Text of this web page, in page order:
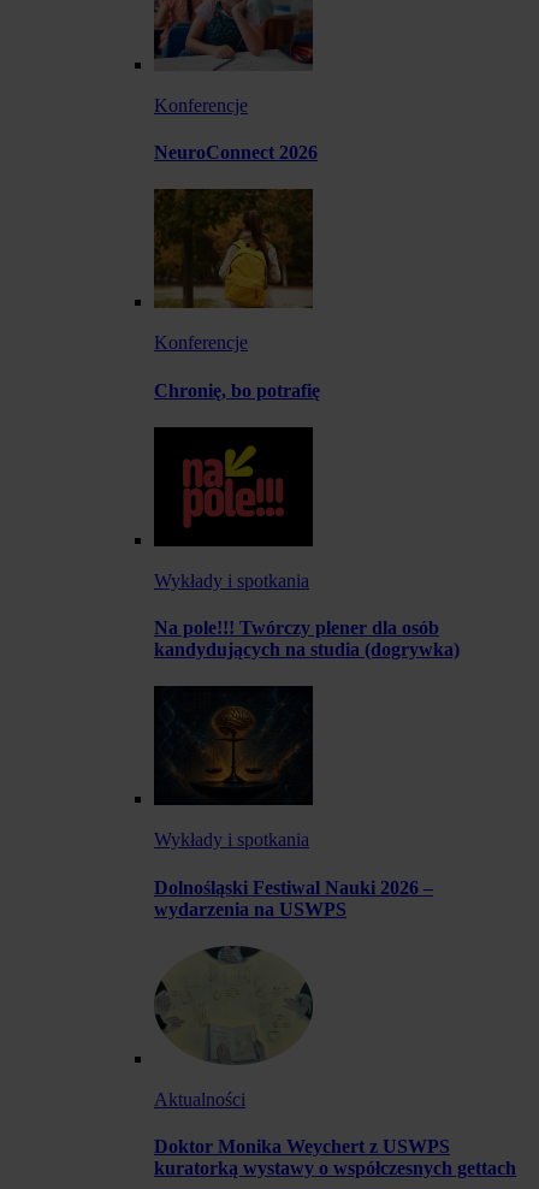
Konferencje
NeuroConnect 2026
Konferencje
Chronię, bo potrafię
Wykłady i spotkania
Na pole!!! Twórczy plener dla osób
kandydujących na studia (dogrywka)
Wykłady i spotkania
Dolnośląski Festiwal Nauki 2026 –
wydarzenia na USWPS
Aktualności
Doktor Monika Weychert z USWPS
kuratorką wystawy o współczesnych gettach